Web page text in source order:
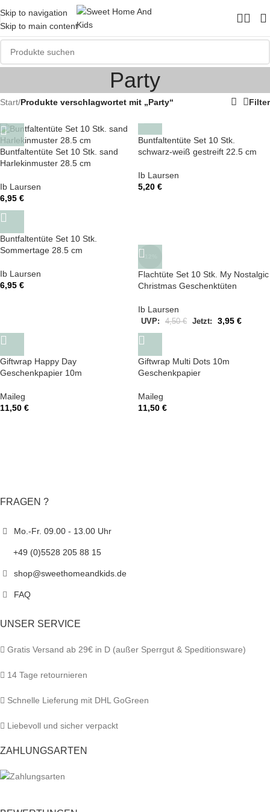
Skip to navigation
Skip to main content
Party
Start/Produkte verschlagwortet mit „Party“ Filter
Buntfaltentüte Set 10 Stk. sand
Harlekinmuster 28.5 cm
Ib Laursen
6,95 €
Buntfaltentüte Set 10 Stk.
schwarz-weiß gestreift 22.5 cm
Ib Laursen
5,20 €
Buntfaltentüte Set 10 Stk.
Sommertage 28.5 cm
Ib Laursen
6,95 €
-12%
Flachtüte Set 10 Stk. My Nostalgic
Christmas Geschenktüten
Ib Laursen
UVP: 4,50€ Jetzt: 3,95 €
Giftwrap Happy Day
Geschenkpapier 10m
Maileg
11,50 €
Giftwrap Multi Dots 10m
Geschenkpapier
Maileg
11,50 €
FRAGEN ?
Mo.-Fr. 09.00 - 13.00 Uhr
+49 (0)5528 205 88 15
shop@sweethomeandkids.de
FAQ
UNSER SERVICE
Gratis Versand ab 29€ in D (außer Sperrgut & Speditionsware)
14 Tage retournieren
Schnelle Lieferung mit DHL GoGreen
Liebevoll und sicher verpackt
ZAHLUNGSARTEN